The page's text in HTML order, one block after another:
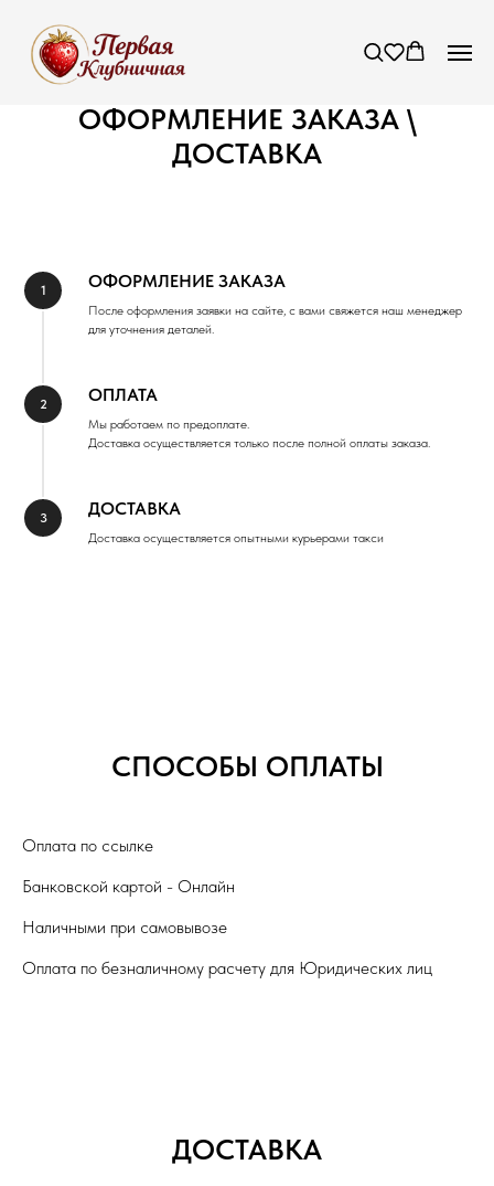
ОФОРМЛЕНИЕ ЗАКАЗА \
ДОСТАВКА
ОФОРМЛЕНИЕ ЗАКАЗА
После оформления заявки на сайте, с вами свяжется наш менеджер
для уточнения деталей.
ОПЛАТА
Мы работаем по предоплате.
Доставка осуществляется только после полной оплаты заказа.
ДОСТАВКА
Доставка осуществляется опытными курьерами такси
СПОСОБЫ ОПЛАТЫ
Оплата по ссылке
Банковской картой - Онлайн
Наличными при самовывозе
Оплата по безналичному расчету для Юридических лиц
ДОСТАВКА